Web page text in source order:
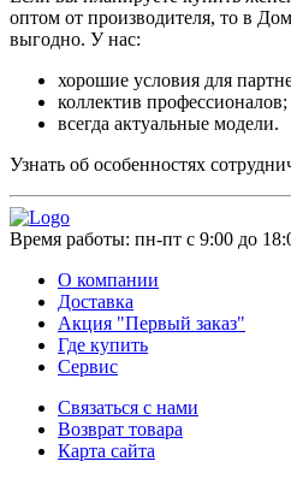
оптом от производителя, то в
выгодно. У нас:
хорошие условия для
коллектив профессионалов;
всегда актуальные модели.
Узнать об особенностях
Время работы: пн-пт с 9:00 до
О компании
Доставка
Акция "Первый заказ"
Где купить
Сервис
Связаться с нами
Возврат товара
Карта сайта